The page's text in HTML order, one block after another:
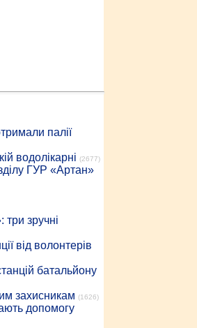
палії
водолікарні (2677)
ГУР «Артан»
зручні
від волонтерів
батальйону
захисникам (1626)
допомогу